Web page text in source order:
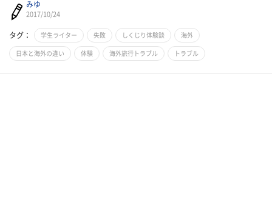
みゆ
2017/10/24
タグ： 学生ライター 失敗 しくじり体験談 海外
日本と海外の違い 体験 海外旅行トラブル トラブル